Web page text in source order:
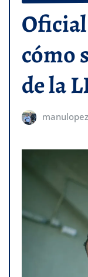
cómo
de la